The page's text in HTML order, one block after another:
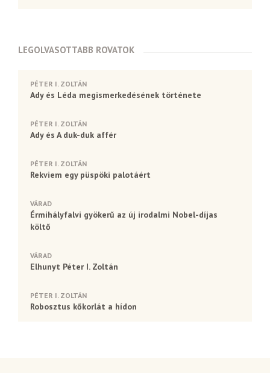
LEGOLVASOTTABB ROVATOK
PÉTER I. ZOLTÁN
Ady és Léda megismerkedésének története
PÉTER I. ZOLTÁN
Ady és A duk-duk affér
PÉTER I. ZOLTÁN
Rekviem egy püspöki palotáért
VÁRAD
Érmihályfalvi gyökerű az új irodalmi Nobel-díjas
költő
VÁRAD
Elhunyt Péter I. Zoltán
PÉTER I. ZOLTÁN
Robosztus kőkorlát a hídon